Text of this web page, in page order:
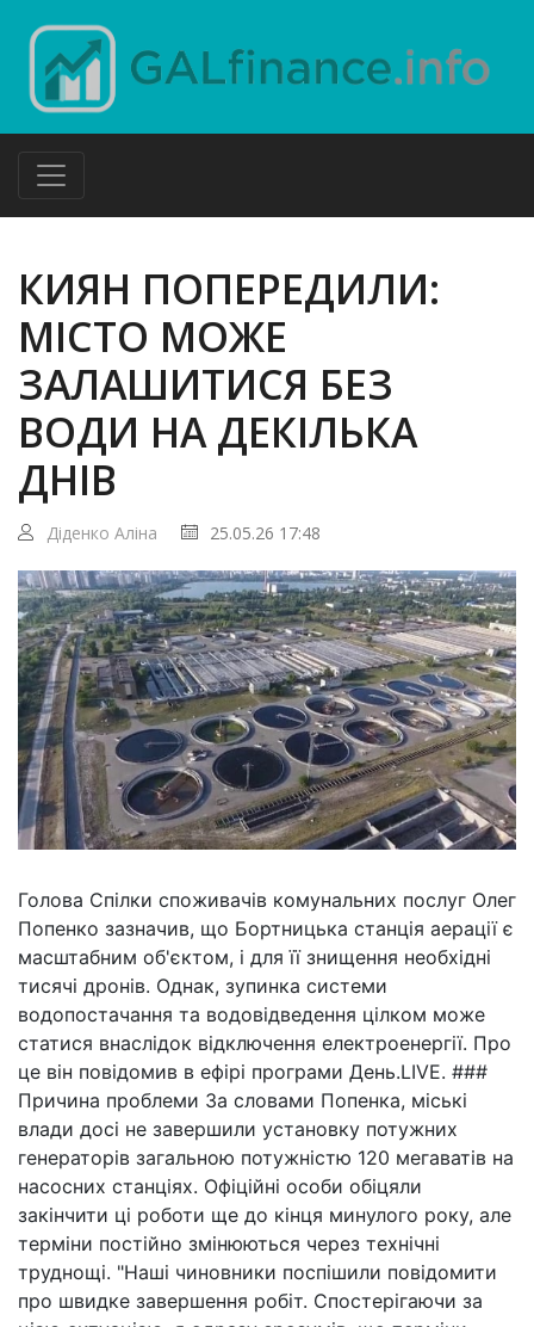
КИЯН ПОПЕРЕДИЛИ:
МІСТО МОЖЕ
ЗАЛАШИТИСЯ БЕЗ
ВОДИ НА ДЕКІЛЬКА
ДНІВ
Діденко Аліна 25.05.26 17:48
Голова Спілки споживачів комунальних послуг Олег
Попенко зазначив, що Бортницька станція аерації є
масштабним об'єктом, і для її знищення необхідні
тисячі дронів. Однак, зупинка системи
водопостачання та водовідведення цілком може
статися внаслідок відключення електроенергії. Про
це він повідомив в ефірі програми День.LIVE. ###
Причина проблеми За словами Попенка, міські
влади досі не завершили установку потужних
генераторів загальною потужністю 120 мегаватів на
насосних станціях. Офіційні особи обіцяли
закінчити ці роботи ще до кінця минулого року, але
терміни постійно змінюються через технічні
труднощі. "Наші чиновники поспішили повідомити
про швидке завершення робіт. Спостерігаючи за